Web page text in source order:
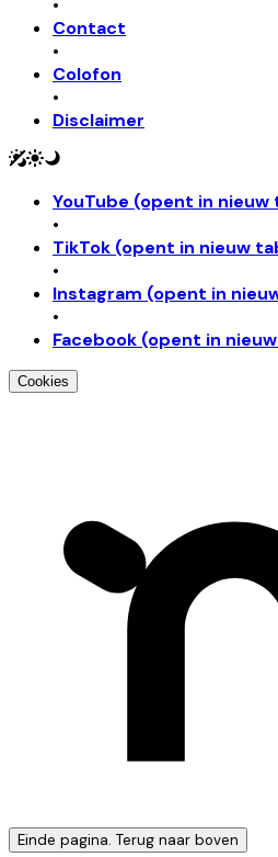
•
Contact
•
Colofon
•
Disclaimer
YouTube (opent in nieuw
•
TikTok (opent in nieuw
•
Instagram (opent in
•
Facebook (opent in
Cookies
Einde pagina. Terug naar boven